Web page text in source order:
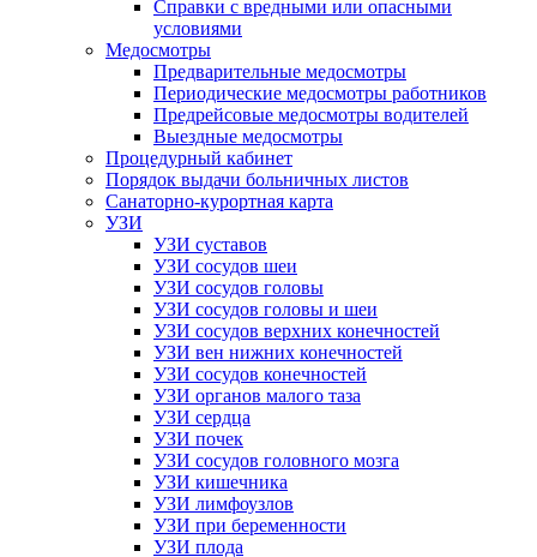
Справки с вредными или опасными
условиями
Медосмотры
Предварительные медосмотры
Периодические медосмотры работников
Предрейсовые медосмотры водителей
Выездные медосмотры
Процедурный кабинет
Порядок выдачи больничных листов
Санаторно-курортная карта
УЗИ
УЗИ суставов
УЗИ сосудов шеи
УЗИ сосудов головы
УЗИ сосудов головы и шеи
УЗИ сосудов верхних конечностей
УЗИ вен нижних конечностей
УЗИ сосудов конечностей
УЗИ органов малого таза
УЗИ сердца
УЗИ почек
УЗИ сосудов головного мозга
УЗИ кишечника
УЗИ лимфоузлов
УЗИ при беременности
УЗИ плода